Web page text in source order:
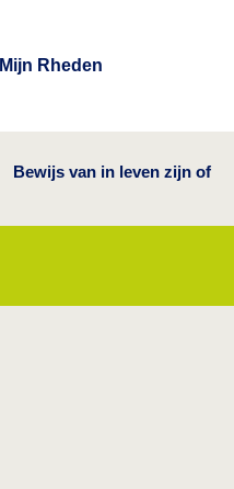
Mijn Rheden
Bewijs van in leven zijn of